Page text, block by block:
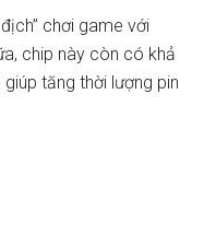
chơi game với
chip này còn có khả
tăng thời lượng pin